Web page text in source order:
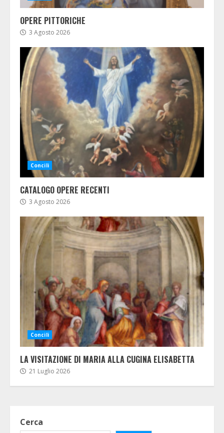
OPERE PITTORICHE
3 Agosto 2026
Concili
CATALOGO OPERE RECENTI
3 Agosto 2026
Concili
LA VISITAZIONE DI MARIA ALLA CUGINA ELISABETTA
21 Luglio 2026
Cerca